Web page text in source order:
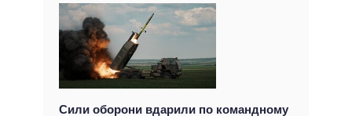
Сили оборони вдарили по командному